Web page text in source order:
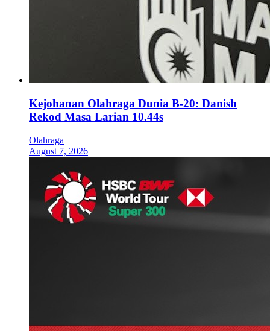
Kejohanan Olahraga Dunia B-20: Danish
Rekod Masa Larian 10.44s
Olahraga
August 7, 2026